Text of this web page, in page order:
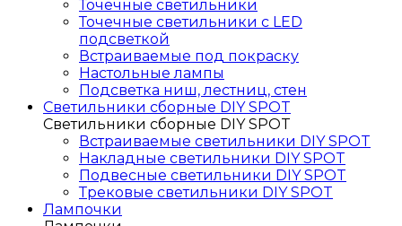
Точечные светильники
Точечные светильники с LED
подсветкой
Встраиваемые под покраску
Настольные лампы
Подсветка ниш, лестниц, стен
Светильники сборные DIY SPOT
Светильники сборные DIY SPOT
Встраиваемые светильники DIY SPOT
Накладные светильники DIY SPOT
Подвесные светильники DIY SPOT
Трековые светильники DIY SPOT
Лампочки